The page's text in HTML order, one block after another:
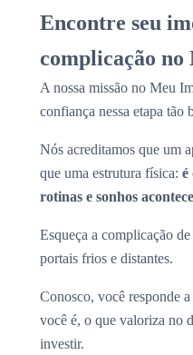
Encontre seu
complicação no
A nossa missão no Meu
confiança nessa etapa tão
Nós acreditamos que um
que uma estrutura física: é
rotinas e sonhos
Esqueça a complicação
portais frios e distantes.
Conosco, você responde
você é, o que valoriza no
investir.